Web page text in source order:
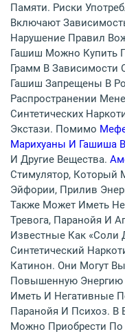
Памяти. Риски
Включают
Нарушение Правил
Гашиш Можно Купить
Грамм В Зависимости
Гашиш Запрещены В
Распространении
Синтетических
Экстази. Помимо
Марихуаны И Гашиша
И Другие Вещества.
Стимулятор, Который
Эйфории, Прилив
Также Может Иметь
Тревога, Паранойя И
Известные Как «соли
Синтетический
Катинон. Они Могут
Повышенную Энергию
Иметь И Негативные
Паранойя И Психоз. В
Можно Приобрести По